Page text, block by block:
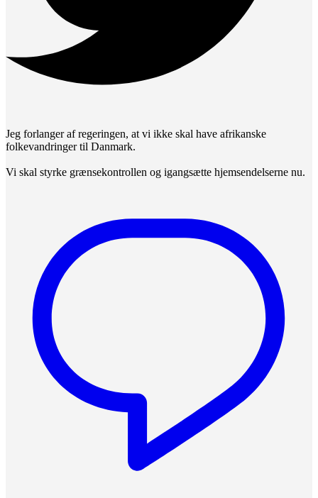
Jeg forlanger af regeringen, at vi ikke skal have afrikanske
folkevandringer til Danmark.
Vi skal styrke grænsekontrollen og igangsætte hjemsendelserne nu.